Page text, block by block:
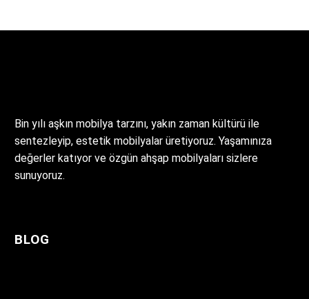
Bin yılı aşkın mobilya tarzını, yakın zaman kültürü ile
sentezleyip, estetik mobilyalar üretiyoruz. Yaşamınıza
değerler katıyor ve özgün ahşap mobilyaları sizlere
sunuyoruz.
BLOG